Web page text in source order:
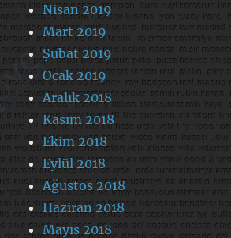
Nisan 2019
Mart 2019
Şubat 2019
Ocak 2019
Aralık 2018
Kasım 2018
Ekim 2018
Eylül 2018
Ağustos 2018
Haziran 2018
Mayıs 2018